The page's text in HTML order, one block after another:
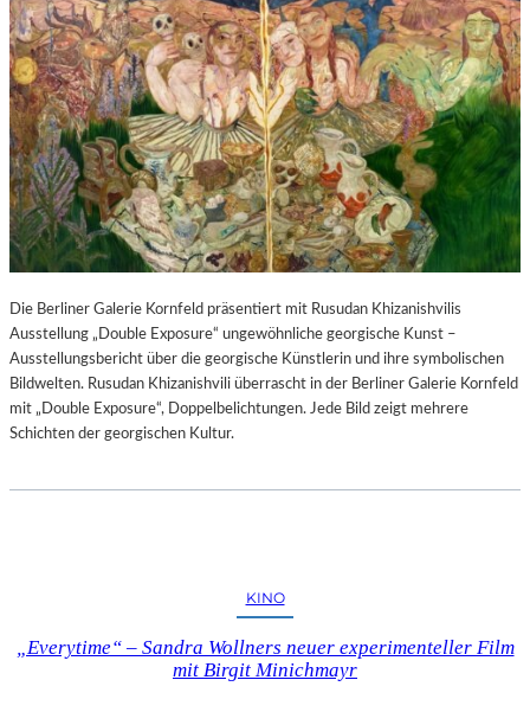
Die Berliner Galerie Kornfeld präsentiert mit Rusudan Khizanishvilis
Ausstellung „Double Exposure“ ungewöhnliche georgische Kunst –
Ausstellungsbericht über die georgische Künstlerin und ihre symbolischen
Bildwelten. Rusudan Khizanishvili überrascht in der Berliner Galerie Kornfeld
mit „Double Exposure“, Doppelbelichtungen. Jede Bild zeigt mehrere
Schichten der georgischen Kultur.
KINO
„Everytime“ – Sandra Wollners neuer experimenteller Film
mit Birgit Minichmayr